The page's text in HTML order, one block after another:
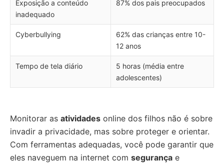
Exposição a conteúdo
inadequado
87% dos pais preocupados
Cyberbullying
62% das crianças entre 10-
12 anos
Tempo de tela diário
5 horas (média entre
adolescentes)
Monitorar as atividades online dos filhos não é sobre
invadir a privacidade, mas sobre proteger e orientar.
Com ferramentas adequadas, você pode garantir que
eles naveguem na internet com segurança e